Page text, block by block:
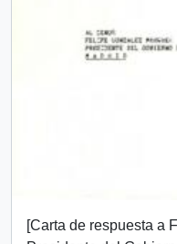
[Carta de respuesta a